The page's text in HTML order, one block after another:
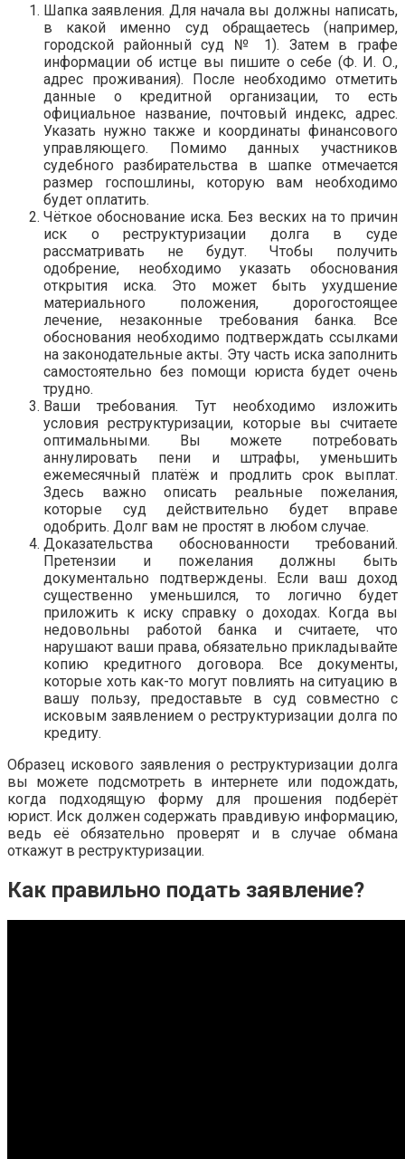
Шапка заявления. Для начала вы должны написать,
в какой именно суд обращаетесь (например,
городской районный суд № 1). Затем в графе
информации об истце вы пишите о себе (Ф. И. О.,
адрес проживания). После необходимо отметить
данные о кредитной организации, то есть
официальное название, почтовый индекс, адрес.
Указать нужно также и координаты финансового
управляющего. Помимо данных участников
судебного разбирательства в шапке отмечается
размер госпошлины, которую вам необходимо
будет оплатить.
Чёткое обоснование иска. Без веских на то причин
иск о реструктуризации долга в суде
рассматривать не будут. Чтобы получить
одобрение, необходимо указать обоснования
открытия иска. Это может быть ухудшение
материального положения, дорогостоящее
лечение, незаконные требования банка. Все
обоснования необходимо подтверждать ссылками
на законодательные акты. Эту часть иска заполнить
самостоятельно без помощи юриста будет очень
трудно.
Ваши требования. Тут необходимо изложить
условия реструктуризации, которые вы считаете
оптимальными. Вы можете потребовать
аннулировать пени и штрафы, уменьшить
ежемесячный платёж и продлить срок выплат.
Здесь важно описать реальные пожелания,
которые суд действительно будет вправе
одобрить. Долг вам не простят в любом случае.
Доказательства обоснованности требований.
Претензии и пожелания должны быть
документально подтверждены. Если ваш доход
существенно уменьшился, то логично будет
приложить к иску справку о доходах. Когда вы
недовольны работой банка и считаете, что
нарушают ваши права, обязательно прикладывайте
копию кредитного договора. Все документы,
которые хоть как-то могут повлиять на ситуацию в
вашу пользу, предоставьте в суд совместно с
исковым заявлением о реструктуризации долга по
кредиту.
Образец искового заявления о реструктуризации долга
вы можете подсмотреть в интернете или подождать,
когда подходящую форму для прошения подберёт
юрист. Иск должен содержать правдивую информацию,
ведь её обязательно проверят и в случае обмана
откажут в реструктуризации.
Как правильно подать заявление?